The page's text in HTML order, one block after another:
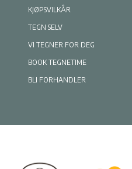
KJØPSVILKÅR
TEGN SELV
VI TEGNER FOR DEG
BOOK TEGNETIME
BLI FORHANDLER